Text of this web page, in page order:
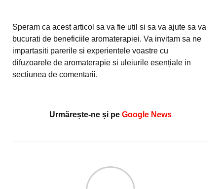
Speram ca acest articol sa va fie util si sa va ajute sa va
bucurati de beneficiile aromaterapiei. Va invitam sa ne
impartasiti parerile si experientele voastre cu
difuzoarele de aromaterapie si uleiurile esențiale in
sectiunea de comentarii.
Urmărește-ne și pe Google News